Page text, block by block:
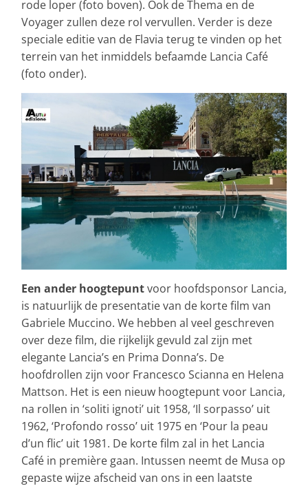
rode loper (foto boven). Ook de Thema en de
Voyager zullen deze rol vervullen. Verder is deze
speciale editie van de Flavia terug te vinden op het
terrein van het inmiddels befaamde Lancia Café
(foto onder).
Een ander hoogtepuntvoor hoofdsponsor Lancia,
is natuurlijk de presentatie van de korte film van
Gabriele Muccino. We hebben al veel geschreven
over deze film, die rijkelijk gevuld zal zijn met
elegante Lancia’s en Prima Donna’s. De
hoofdrollen zijn voor Francesco Scianna en Helena
Mattson. Het is een nieuw hoogtepunt voor Lancia,
na rollen in ‘soliti ignoti’ uit 1958, ‘Il sorpasso’ uit
1962, ‘Profondo rosso’ uit 1975 en ‘Pour la peau
d’un flic’ uit 1981. De korte film zal in het Lancia
Café in première gaan. Intussen neemt de Musa op
gepaste wijze afscheid van ons in een laatste